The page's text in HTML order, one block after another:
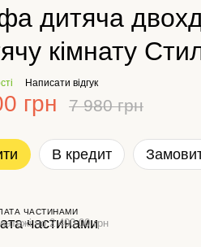
дитяча
кімнату
Написати відгук
грн 7 980 грн
В кредит
ЧАСТИНАМИ
по 2 400.00 грн